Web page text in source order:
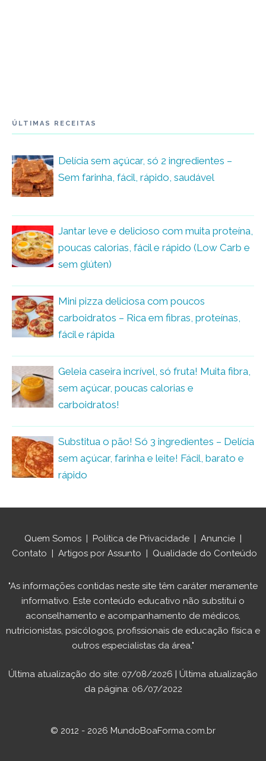
ÚLTIMAS RECEITAS
Delícia sem açúcar, só 2 ingredientes –
Sem farinha, fácil, rápido, saudável
Jantar leve e delicioso com muita proteína,
poucas calorias, fácil e rápido (Low Carb e
sem glúten)
Mini pizza deliciosa com poucos
carboidratos – Rica em fibras, proteínas,
fácil e rápida
Geleia caseira incrível, só fruta! Muita fibra,
sem açúcar, poucas calorias e
carboidratos!
Substitua o pão! Só 3 ingredientes – Delícia
sem açúcar, farinha e leite! Fácil, barato e
rápido
Quem Somos Política de Privacidade Anuncie
Contato
Artigos por Assunto Qualidade do Conteúdo
"As informações contidas neste site têm caráter meramente
informativo. Este conteúdo educativo não substitui o
aconselhamento e acompanhamento de médicos,
nutricionistas, psicólogos, profissionais de educação física e
outros especialistas da área."
Última atualização do site: 07/08/2026 | Última atualização
da página: 06/07/2022
© 2012 - 2026 MundoBoaForma.com.br